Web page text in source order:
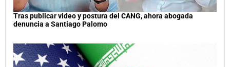
Tras publicar video y postura del CANG, ahora abogada
denuncia a Santiago Palomo